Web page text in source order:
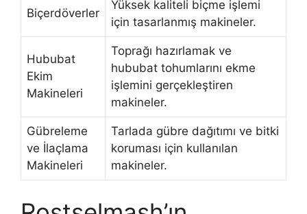
Biçerdöverler
Yüksek kaliteli biçme işlemi
için tasarlanmış makineler.
Hububat
Ekim
Makineleri
Toprağı hazırlamak ve
hububat tohumlarını ekme
işlemini gerçekleştiren
makineler.
Gübreleme
ve İlaçlama
Makineleri
Tarlada gübre dağıtımı ve bitki
koruması için kullanılan
makineler.